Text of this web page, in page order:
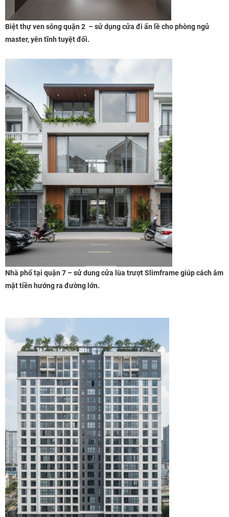
Biệt thự ven sông quận 2 – sử dụng cửa đi ẩn lề cho phòng ngủ
master, yên tĩnh tuyệt đối.
Nhà phố tại quận 7 – sử dung cửa lùa trượt Slimframe giúp cách âm
mặt tiền hướng ra đường lớn.